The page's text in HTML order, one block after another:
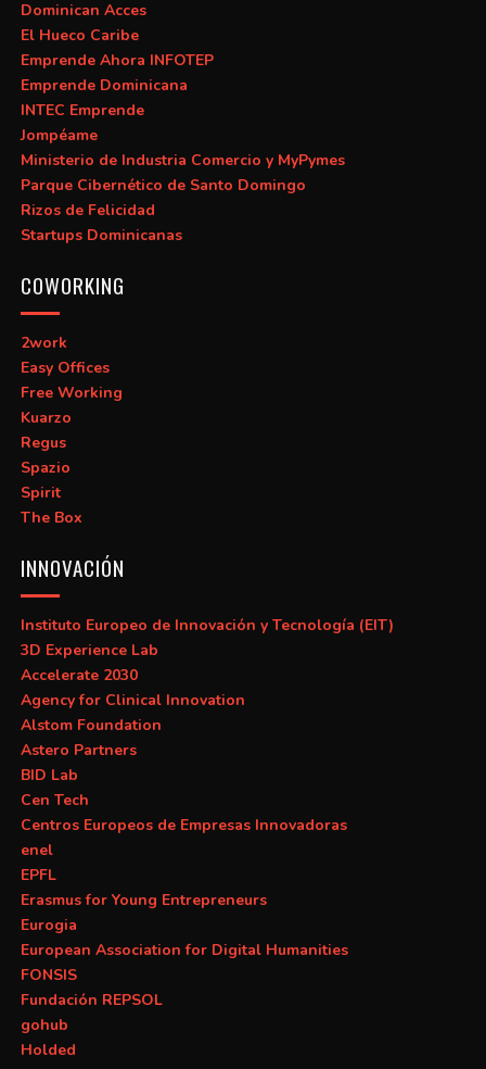
Dominican Acces
El Hueco Caribe
Emprende Ahora INFOTEP
Emprende Dominicana
INTEC Emprende
Jompéame
Ministerio de Industria Comercio y MyPymes
Parque Cibernético de Santo Domingo
Rizos de Felicidad
Startups Dominicanas
COWORKING
2work
Easy Offices
Free Working
Kuarzo
Regus
Spazio
Spirit
The Box
INNOVACIÓN
Instituto Europeo de Innovación y Tecnología (EIT)
3D Experience Lab
Accelerate 2030
Agency for Clinical Innovation
Alstom Foundation
Astero Partners
BID Lab
Cen Tech
Centros Europeos de Empresas Innovadoras
enel
EPFL
Erasmus for Young Entrepreneurs
Eurogia
European Association for Digital Humanities
FONSIS
Fundación REPSOL
gohub
Holded